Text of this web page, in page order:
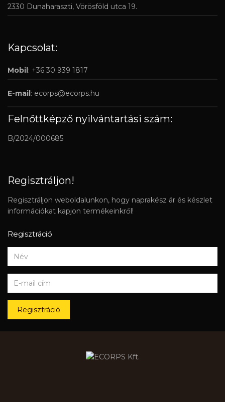
2330 Dunaharaszti, Vörösföld utca 19.
Kapcsolat:
Mobil: +36 30 939 1817
E-mail: ecorps@ecorps.hu
Felnőttképző nyilvántartási szám:
B/2024/000685
Regisztráljon!
Regisztráljon weboldalunkon, hogy naprakész ár és készlet
információkat kapjon termékeinkről!
Regisztráció
Regisztráció